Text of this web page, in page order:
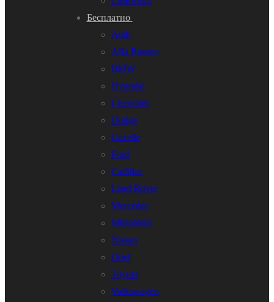
Бесплатно
Audi
Alfa Romeo
BMW
Hyundai
Chevrolet
Dodge
Gazelle
Ford
Cadillac
Land Rover
Mercedes
Mitsubishi
Nissan
Opel
Toyota
Volkswagen